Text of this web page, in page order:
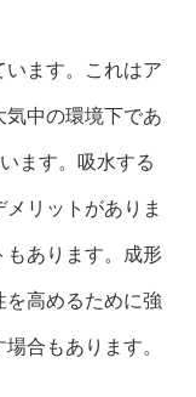
います。これはア
気中の環境下であ
ます。吸水する
リットがありま
もあります。成形
を高めるために強
合もあります。